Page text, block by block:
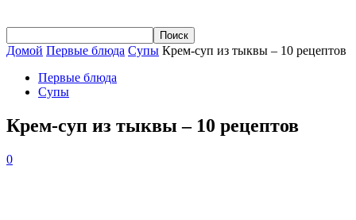
Домой Первые блюда Супы Крем-суп из тыквы – 10 рецептов
Первые блюда
Супы
Крем-суп из тыквы – 10 рецептов
0